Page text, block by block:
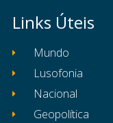
Links Úteis
Mundo
Lusofonia
Nacional
Geopolítica